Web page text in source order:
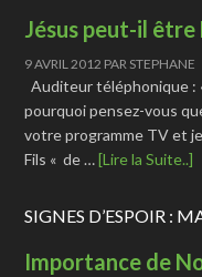
Jésus peut-il être
9 AVRIL 2012 PAR STEPHANE
Auditeur téléphonique :
pourquoi pensez-vous
votre programme TV et
Fils « de …[Lire la Suite..]
SIGNES D’ESPOIR :
Importance de